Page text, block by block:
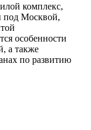
комплекс,
под Москвой,
особенности
а также
по развитию